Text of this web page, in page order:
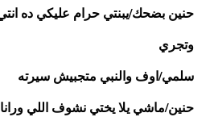
وتجري
سلمي/اوف والنبي متجبيش سيرته
حنين/ماشي يلا يختي نشوف اللي ورانا